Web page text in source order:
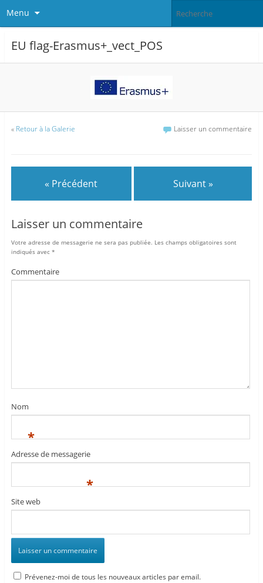
Menu
EU flag-Erasmus+_vect_POS
« Retour à la Galerie Laisser un commentaire
« Précédent Suivant »
Laisser un commentaire
Votre adresse de messagerie ne sera pas publiée. Les champs obligatoires sont
indiqués avec *
Commentaire
Nom
*
Adresse de messagerie
*
Site web
Prévenez-moi de tous les nouveaux articles par email.